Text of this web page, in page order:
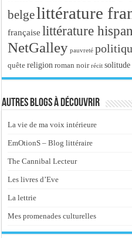
belgelittérature
française littérature
NetGalley pauvreté
quête religion roman noir récit solitude
Autres blogs à découvrir
La vie de ma voix intérieure
EmOtionS – Blog littéraire
The Cannibal Lecteur
Les livres d’Eve
La lettrie
Mes promenades culturelles